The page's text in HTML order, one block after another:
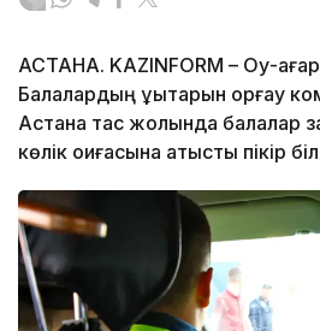
АСТАНА. KAZINFORM – Оқу-
Балалардың құқықтарын қорғау
Астана тас жолында балалар
көлік оқиғасына қатысты пікір